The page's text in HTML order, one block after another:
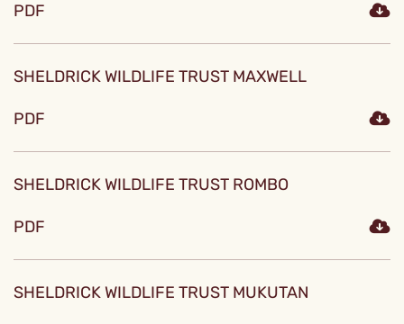
PDF
SHELDRICK WILDLIFE TRUST MAXWELL
PDF
SHELDRICK WILDLIFE TRUST ROMBO
PDF
SHELDRICK WILDLIFE TRUST MUKUTAN